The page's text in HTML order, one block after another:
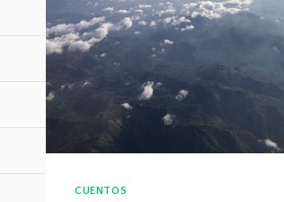
CUENTOS